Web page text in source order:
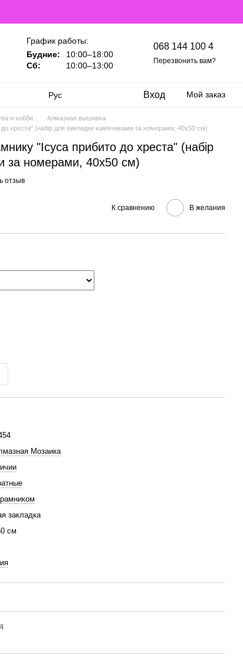
График работы:
Будние:
10:00–18:00
Сб:
10:00–13:00
068 144 100 4
Перезвонить вам?
Рус Вход Мой заказ
и хобби
Алмазная вышивка
хреста" (набір для викладки камінчиками за номерами, 40х50 см)
"Ісуса прибито до хреста" (набір
за номерами, 40х50 см)
отзыв
К сравнению В желания
Мозаика
закладка
см